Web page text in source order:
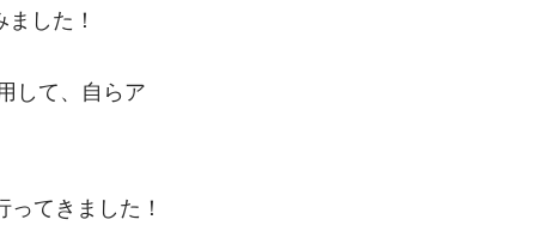
した！
して、自らア
ってきました！